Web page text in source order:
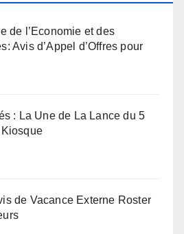
de l’Economie et des
Avis d’Appel d’Offres pour
: La Une de La Lance du 5
de Vacance Externe Roster